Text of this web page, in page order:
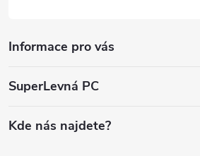
Informace pro vás
SuperLevná PC
Kde nás najdete?